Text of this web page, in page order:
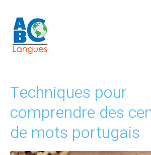
Techniques pour
comprendre des
de mots portugais